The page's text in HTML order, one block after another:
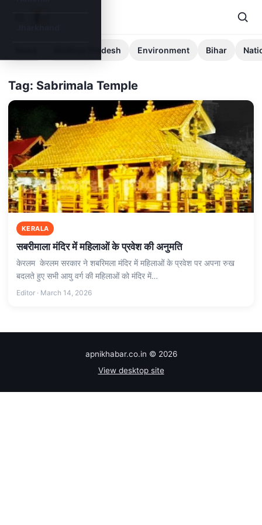
Madhya Pradesh Environment Bihar
Tag: Sabrimala Temple
KERALA
सबरीमाला मंदिर में महिलाओं के प्रवेश की अनुमति
केरलम केरलम सरकार ने शबरिमला मंदिर में महिलाओं के प्रवेश पर अपना रुख
बदलते हुए सभी आयु वर्ग की महिलाओं को मंदिर में…
Editor · March 14, 2026
apnikhabar.co.in © 2026
View desktop site